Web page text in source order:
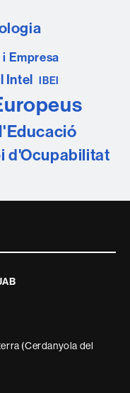
Empresa
Intel IBEI
d'Ocupabilitat
(Cerdanyola del